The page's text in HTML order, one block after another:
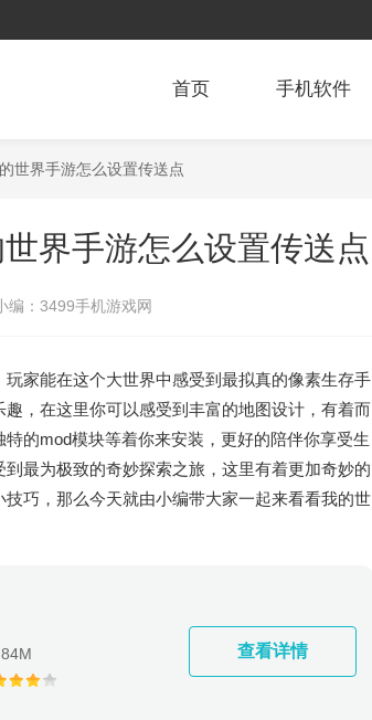
首页 手机软件
世界手游怎么设置传送点
界手游怎么设置传送点
编： 3499手机游戏网
家能在这个大世界中感受到最拟真的像素生存手
，在这里你可以感受到丰富的地图设计，有着而
的mod模块等着你来安装，更好的陪伴你享受生
最为极致的奇妙探索之旅，这里有着更加奇妙的
巧，那么今天就由小编带大家一起来看看我的世
查看详情